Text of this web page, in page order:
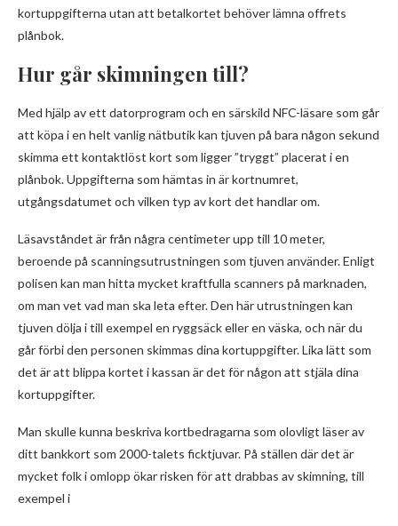
kortuppgifterna utan att betalkortet behöver lämna offrets
plånbok.
Hur går skimningen till?
Med hjälp av ett datorprogram och en särskild NFC-läsare som går
att köpa i en helt vanlig nätbutik kan tjuven på bara någon sekund
skimma ett kontaktlöst kort som ligger ”tryggt” placerat i en
plånbok. Uppgifterna som hämtas in är kortnumret,
utgångsdatumet och vilken typ av kort det handlar om.
Läsavståndet är från några centimeter upp till 10 meter,
beroende på scanningsutrustningen som tjuven använder. Enligt
polisen kan man hitta mycket kraftfulla scanners på marknaden,
om man vet vad man ska leta efter. Den här utrustningen kan
tjuven dölja i till exempel en ryggsäck eller en väska, och när du
går förbi den personen skimmas dina kortuppgifter. Lika lätt som
det är att blippa kortet i kassan är det för någon att stjäla dina
kortuppgifter.
Man skulle kunna beskriva kortbedragarna som olovligt läser av
ditt bankkort som 2000-talets ficktjuvar. På ställen där det är
mycket folk i omlopp ökar risken för att drabbas av skimning, till
exempel i